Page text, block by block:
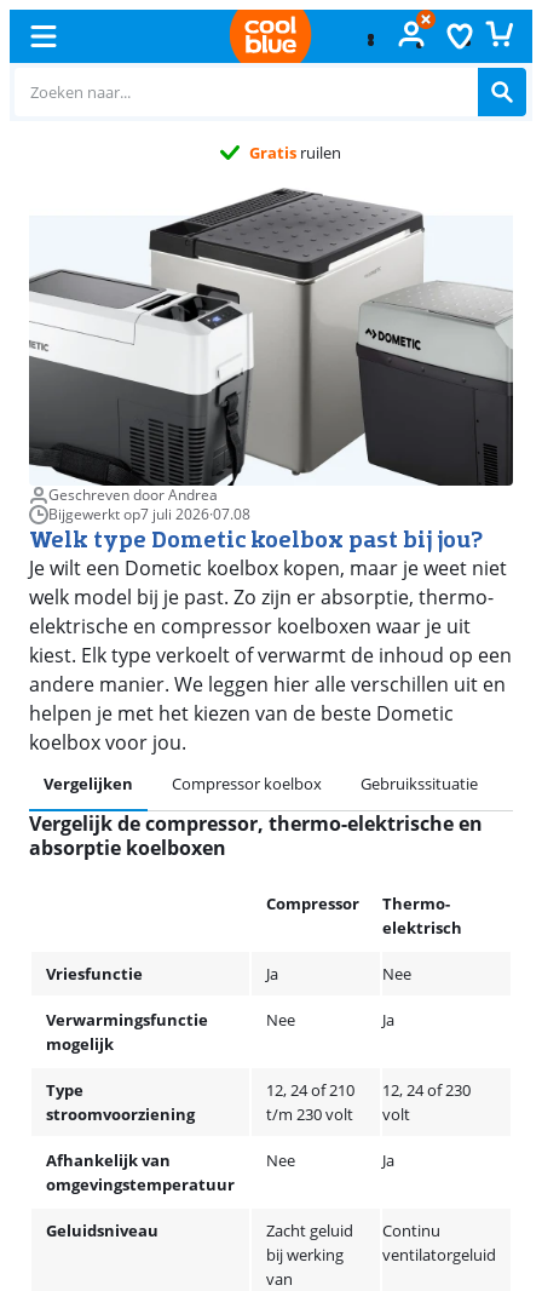
Gratis ruilen
Geschreven door Andrea
Bijgewerkt op7 juli 2026·07.08
Welk type Dometic koelbox past bij jou?
Je wilt een Dometic koelbox kopen, maar je weet niet
welk model bij je past. Zo zijn er absorptie, thermo-
elektrische en compressor koelboxen waar je uit
kiest. Elk type verkoelt of verwarmt de inhoud op een
andere manier. We leggen hier alle verschillen uit en
helpen je met het kiezen van de beste Dometic
koelbox voor jou.
Vergelijken Compressor koelbox Gebruikssituatie
Vergelijk de compressor, thermo-elektrische en
absorptie koelboxen
Compressor
Thermo-
elektrisch
Vriesfunctie Ja Nee
Verwarmingsfunctie
mogelijk
Nee Ja
Type
stroomvoorziening
12, 24 of 210
t/m 230 volt
12, 24 of 230
volt
Afhankelijk van
omgevingstemperatuur
Nee Ja
Geluidsniveau
Zacht geluid
bij werking
van
Continu
ventilatorgeluid